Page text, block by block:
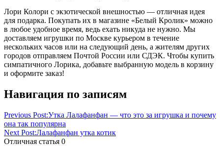
Лори Колори с экзотической внешностью — отличная идея
для подарка. Покупать их в магазине «Белый Кролик» можно
в любое удобное время, ведь ехать никуда не нужно. Мы
доставляем игрушки по Москве курьером в течение
нескольких часов или на следующий день, а жителям других
городов отправляем Почтой России или СДЭК. Чтобы купить
симпатичного Лорика, добавьте выбранную модель в корзину
и оформите заказ!
Навигация по записям
Previous Post:Утка Лалафанфан — что это за игрушка и почему
она так популярна
Next Post:Лалафанфан утка котик
Отличная статья 0